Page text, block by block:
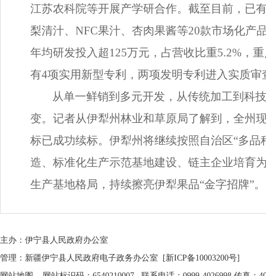
江苏农科院等开展产学研合作。截至目前，已
梨清汁、NFC果汁、杏肉果酱等20款市场化产
年均研发投入超125万元，占营收比重5.2%，
有4项实用新型专利，两项发明专利进入实质审
从单一鲜销到多元开发，从传统加工到科
变。记者从伊犁州林业和草原局了解到，全州
标已成功续标。伊犁州将继续按照自治区“多
造、标准化生产示范基地建设、链主企业培育
生产基地格局，持续擦亮伊犁果品“金字招牌”。
主办：伊宁县人民政府办公室
管理：新疆伊宁县人民政府电子政务办公室
[新ICP备10003200号]